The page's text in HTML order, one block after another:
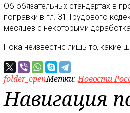
Об обязательных стандартах в
поправки в гл. 31 Трудового
месяцев с некоторыми
Пока неизвестно лишь то, какие
folder_openМетки:Новости
Навигация